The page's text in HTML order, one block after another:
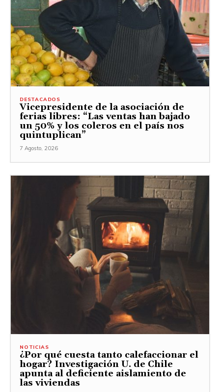
DESTACADOS
Vicepresidente de la asociación de
ferias libres: “Las ventas han bajado
un 50% y los coleros en el país nos
quintuplican”
7 Agosto, 2026
NOTICIAS
¿Por qué cuesta tanto calefaccionar el
hogar? Investigación U. de Chile
apunta al deficiente aislamiento de
las viviendas